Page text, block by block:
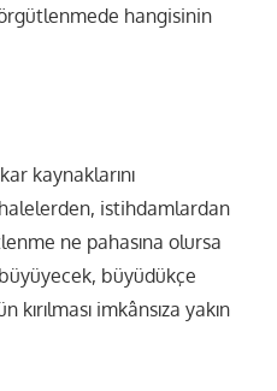
hangisinin
kaynaklarını
istihdamlardan
ne pahasına olursa
büyüdükçe
imkânsıza yakın